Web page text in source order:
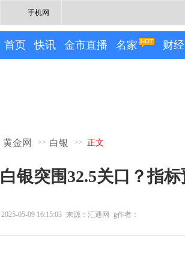
手机网
首页 快讯 金市直播 名家 财
黄金网 >> 白银 >> 正文
白银突围32.5关口？指
2025-05-09 16:15:03 来源：汇通网 g作者：